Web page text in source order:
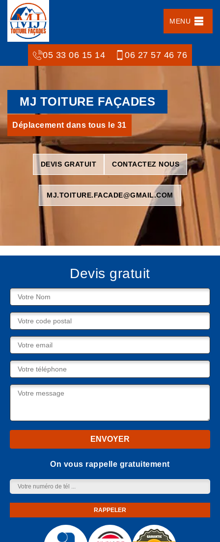
MENU
05 33 06 15 14 06 27 57 46 76
MJ TOITURE FAÇADES
Déplacement dans tous le 31
DEVIS GRATUIT CONTACTEZ NOUS
MJ.TOITURE.FACADE@GMAIL.COM
Devis gratuit
On vous rappelle gratuitement